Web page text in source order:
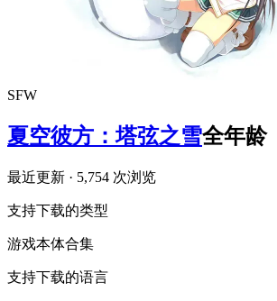
SFW
夏空彼方：塔弦之雪全年龄
最近更新 · 5,754 次浏览
支持下载的类型
游戏本体合集
支持下载的语言